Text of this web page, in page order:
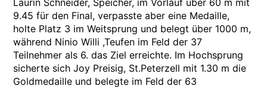
9.45 für den Final, verpasste aber eine Medaille,
holte Platz 3 im Weitsprung und belegt über 1000 m,
während Ninio Willi ,Teufen im Feld der 37
Teilnehmer als 6. das Ziel erreichte. Im Hochsprung
sicherte sich Joy Preisig, St.Peterzell mit 1.30 m die
Goldmedaille und belegte im Feld der 63